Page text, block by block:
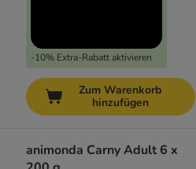
-10% Extra-Rabatt aktivieren
Zum Warenkorb
hinzufügen
animonda Carny Adult 6 x